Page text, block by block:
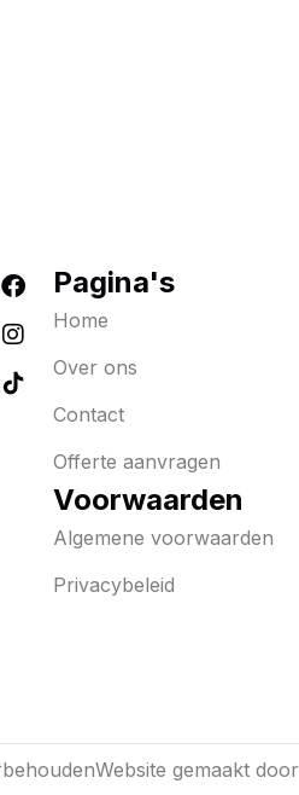
Pagina's
Home
Over ons
Contact
Offerte aanvragen
Voorwaarden
Algemene voorwaarden
Privacybeleid
Website gemaakt door